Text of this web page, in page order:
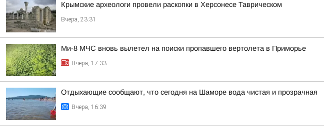
Крымские археологи провели раскопки в Херсонесе Таврическом
Вчера, 23:31
Ми-8 МЧС вновь вылетел на поиски пропавшего вертолета в Приморье
Вчера, 17:33
Отдыхающие сообщают, что сегодня на Шаморе вода чистая и прозрачная
Вчера, 16:39